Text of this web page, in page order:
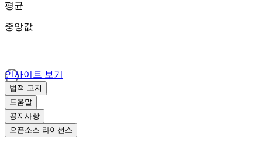
평균
중앙값
인사이트 보기
법적 고지
도움말
공지사항
오픈소스 라이선스